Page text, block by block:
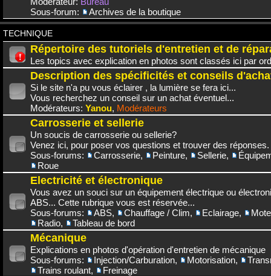
Sous-forum:
Archives de la boutique
TECHNIQUE
Répertoire des tutoriels d'entretien et de
Les topics avec explication en photos sont classés ici par
Description des spécificités et conseils
Si le site n'a pu vous éclairer , la lumière se fera ici...
Vous recherchez un conseil sur un achat éventuel...
Modérateurs: Yanou, Modérateurs
Carrosserie et sellerie
Un soucis de carrosserie ou sellerie?
Venez ici, pour poser vos questions et trouver des réponses.
Sous-forums:
Carrosserie, Peinture, Sellerie,
Roue
Electricité et électronique
Vous avez un souci sur un équipement électrique ou
ABS... Cette rubrique vous est réservée...
Sous-forums:
ABS, Chauffage / Clim, Eclairage,
Radio, Tableau de bord
Mécanique
Explications en photos d'opération d'entretien de mécanique
Sous-forums:
Injection/Carburation, Motorisation,
Trains roulant, Freinage